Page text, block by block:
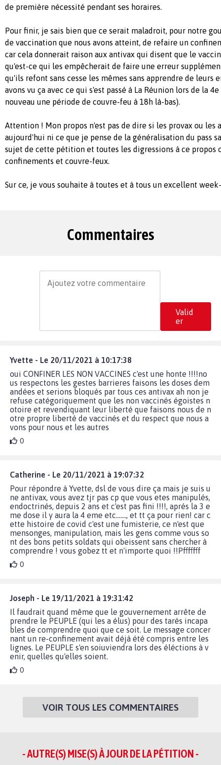
de première nécessité pendant ses horaires.
Pour finir, je sais bien que ce serait maladroit, pour notre
de vaccination que nous avons atteint, de refaire un
car cela donnerait raison aux antivax qui disent que le
qu'est-ce qui les empêcherait de faire une erreur
qu'ils refont sans cesse les mêmes sans apprendre de leurs
avons vu ça avec ce qui s'est passé à La Réunion lors de la
nouveau une période de couvre-feu à 18h là-bas).
Attention ! Mon propos n'est pas de dire si les provax ou les
aujourd'hui ni ce que je pense de la généralisation du pass
sujet de cette pétition et toutes les digressions à ce propos
confinements et couvre-feux.
Sur ce, je vous souhaite à toutes et à tous un excellent
Commentaires
Valid
er
Yvette - Le 20/11/2021 à 10:17:38
oui CONFINER LES NON VACCINES c'est une honte !!!!no
us respectons les gestes barrieres faisons les doses dem
andées et serions bloqués par tous ces antivax ah non je
refuse catégoriquement que les non vaccinés égoistes n
otoire et revendiquant leur liberté que faisons nous de n
otre propre liberté de vaccinés et du respect que nous a
vons pour nous et les autres
0
Catherine - Le 20/11/2021 à 19:07:32
Pour répondre à Yvette, dsl de vous dire ça mais je suis u
ne antivax, vous avez tjr pas cp que vous etes manipulés,
endoctrinés, depuis 2 ans et c'est pas fini !!!!, aprés la 3 e
me dose il y aura la 4 eme etc......., et tt ça pour rien! car c
ette histoire de covid c'est une fumisterie, ce n'est que
mensonges, manipulation, mais les gens comme vous so
nt des bons petits soldats qui obeissent sans chercher à
comprendre ! vous gobez tt et n'importe quoi !!Pfffffff
0
Joseph - Le 19/11/2021 à 19:31:42
Il faudrait quand même que le gouvernement arrête de
prendre le PEUPLE (qui les a élus) pour des tarés incapa
bles de comprendre quoi que ce soit. Le message concer
nant un re-confinement avait déjà été compris entre les
lignes. Le PEUPLE s'en soiuviendra lors des éléctions à v
enir, quelles qu'elles soient.
0
VOIR TOUS LES COMMENTAIRES
- AUTRE(S) MISE(S) À JOUR DE LA PÉTITION -